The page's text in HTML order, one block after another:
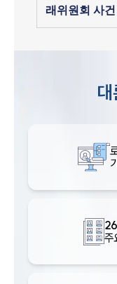
래위원회 사
주